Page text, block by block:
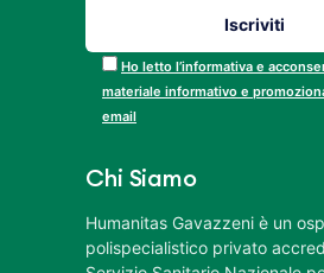
Ho letto l’informativa e
materiale informativo e
email
Chi Siamo
Humanitas Gavazzeni è un
polispecialistico privato